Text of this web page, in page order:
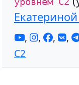
, , , ,
C2